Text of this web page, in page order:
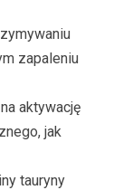
zapaleniu
aktywację
jak
tauryny